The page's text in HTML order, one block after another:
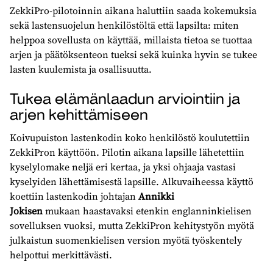
ZekkiPro-​pilotoinnin aikana haluttiin saada kokemuksia
sekä lastensuojelun henkilöstöltä että lapsilta: miten
helppoa sovellusta on käyttää, millaista tietoa se tuottaa
arjen ja päätöksenteon tueksi sekä kuinka hyvin se tukee
lasten kuulemista ja osallisuutta.
Tukea elämänlaadun arviointiin ja
arjen kehittämiseen
Koivupuiston lastenkodin koko henkilöstö koulutettiin
ZekkiPron käyttöön. Pilotin aikana lapsille lähetettiin
kyselylomake neljä eri kertaa, ja yksi ohjaaja vastasi
kyselyiden lähettämisestä lapsille. Alkuvaiheessa käyttö
koettiin lastenkodin johtajanAnnikki
Jokisenmukaan haastavaksi etenkin englanninkielisen
sovelluksen vuoksi, mutta ZekkiPron kehitystyön myötä
julkaistun suomenkielisen version myötä työskentely
helpottui merkittävästi.